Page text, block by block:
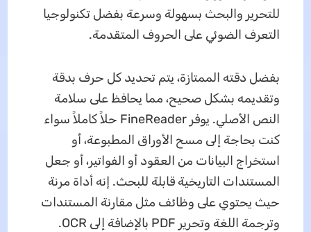
للتحرير والبحث بسهولة وسرعة بفضل تكنولوجيا
التعرف الضوئي على الحروف المتقدمة.
بفضل دقته الممتازة، يتم تحديد كل حرف بدقة
وتقديمه بشكل صحيح، مما يحافظ على سلامة
النص الأصلي. يوفر FineReader حلاً كاملاً سواء
كنت بحاجة إلى مسح الأوراق المطبوعة، أو
استخراج البيانات من العقود أو الفواتير، أو جعل
المستندات التاريخية قابلة للبحث. إنه أداة مرنة
حيث يحتوي على وظائف مثل مقارنة المستندات
وترجمة اللغة وتحرير PDF بالإضافة إلى OCR.